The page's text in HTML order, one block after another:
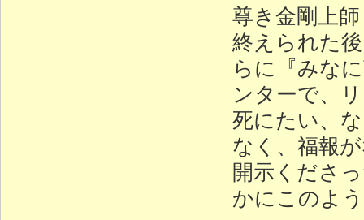
尊き金剛上
終えられた
らに『みな
ンターで、
死にたい、
なく、福報
開示くださ
かにこのよ